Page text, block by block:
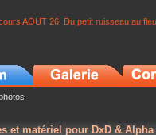
AOUT 26: Du petit ruisseau au
et matériel pour DxD & Alpha